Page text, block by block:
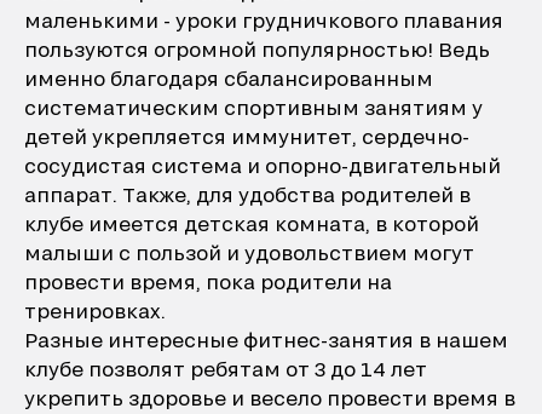
маленькими - уроки грудничкового плавания
пользуются огромной популярностью! Ведь
именно благодаря сбалансированным
систематическим спортивным занятиям у
детей укрепляется иммунитет, сердечно-
сосудистая система и опорно-двигательный
аппарат. Также, для удобства родителей в
клубе имеется детская комната, в которой
малыши с пользой и удовольствием могут
провести время, пока родители на
тренировках.
Разные интересные фитнес-занятия в нашем
клубе позволят ребятам от 3 до 14 лет
укрепить здоровье и весело провести время в